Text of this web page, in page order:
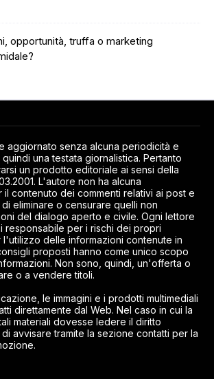
opportunità, truffa o marketing
aggiornato senza alcuna periodicità e
una testata giornalistica. Pertanto
un prodotto editoriale ai sensi della
L'autore non ha alcuna
il contenuto dei commenti relativi ai post e
eliminare o censurare quelli non
del dialogo aperto e civile. Ogni lettore
responsabile per i rischi dei propri
l'utilizzo delle informazioni contenute in
proposti hanno come unico scopo
Non sono, quindi, un'offerta o
o a vendere titoli.
le immagini e i prodotti multimediali
direttamente dal Web. Nel caso in cui la
materiali dovesse ledere il diritto
avvisare tramite la sezione contatti per la